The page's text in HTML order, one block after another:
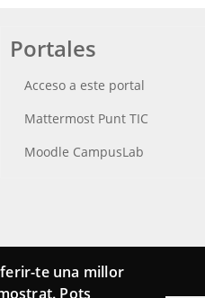
Portales
Acceso a este portal
Mattermost Punt TIC
Moodle CampusLab
te una millor
Pots